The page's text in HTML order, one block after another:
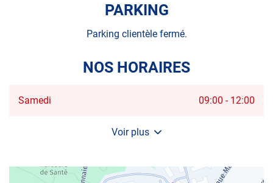
PARKING
Parking clientèle fermé.
NOS HORAIRES
Horaires
Samedi 09:00 - 12:00
Voir plus
et
d'ouverture